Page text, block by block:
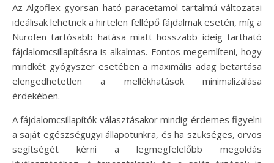
Az Algoflex gyorsan ható paracetamol-tartalmú változatai
ideálisak lehetnek a hirtelen fellépő fájdalmak esetén, míg a
Nurofen tartósabb hatása miatt hosszabb ideig tartható
fájdalomcsillapításra is alkalmas. Fontos megemlíteni, hogy
mindkét gyógyszer esetében a maximális adag betartása
elengedhetetlen a mellékhatások minimalizálása
érdekében.
A fájdalomcsillapítók választásakor mindig érdemes figyelni
a saját egészségügyi állapotunkra, és ha szükséges, orvos
segítségét kérni a legmegfelelőbb megoldás